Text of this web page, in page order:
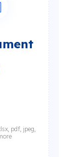
pdf, jpeg,